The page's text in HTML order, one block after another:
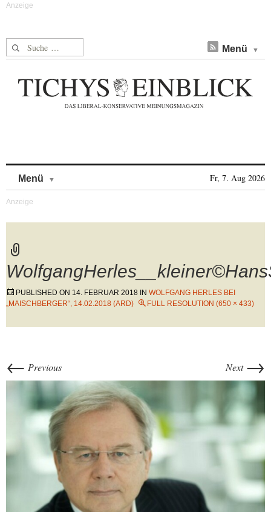
Suche nach: Menü
Menü Fr, 7. Aug 2026
PUBLISHED ON 14. FEBRUAR 2018 IN WOLFGANG HERLES BEI
„MAISCHBERGER“, 14.02.2018 (ARD)
FULL RESOLUTION (650 × 433)
← Previous Next →